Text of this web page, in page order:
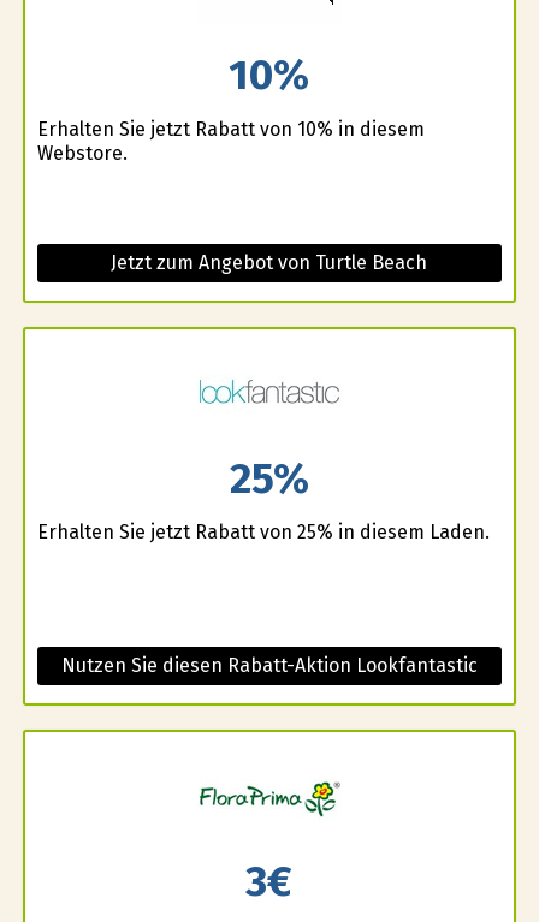
10%
Erhalten Sie jetzt Rabatt von 10% in diesem
Webstore.
Jetzt zum Angebot von Turtle Beach
25%
Erhalten Sie jetzt Rabatt von 25% in diesem Laden.
Nutzen Sie diesen Rabatt-Aktion Lookfantastic
3€